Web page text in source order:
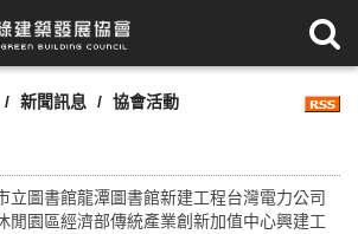
新聞訊息 協會活動
立圖書館龍潭圖書館新建工程台灣電力公司
閒園區經濟部傳統產業創新加值中心興建工